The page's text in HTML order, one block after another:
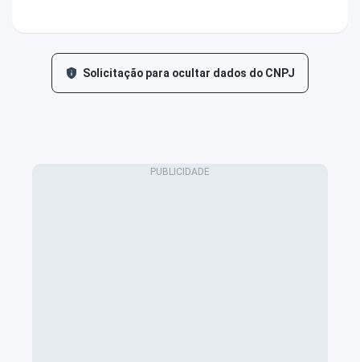
Solicitação para ocultar dados do CNPJ